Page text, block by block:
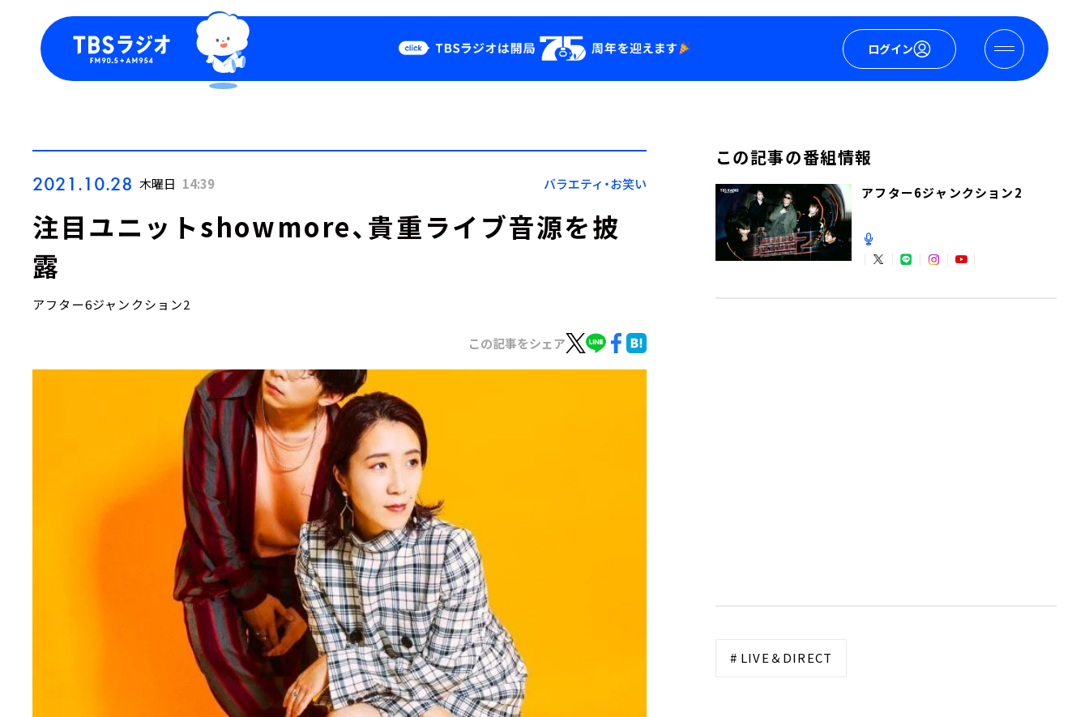
ログイン
Podcast
YouTube
会社情報
2021.10.28 木曜日 14:39 バラエティ・お笑い
注目ユニットshowmore、貴重ライブ音源を披
露
アフター6ジャンクション2
この記事をシェア
この記事の番組情報
アフター6ジャンクション2
# LIVE＆DIRECT